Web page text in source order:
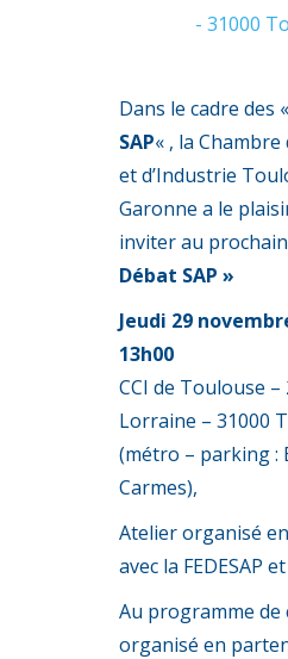
- 31000
Dans le cadre des «
SAP« , la
et d’Industrie
Garonne a le
inviter au
Débat SAP »
Jeudi 29
13h00
CCI de Toulouse –
Lorraine – 31000
(métro – parking :
Carmes),
Atelier organisé
avec la FEDESAP et
Au programme de
organisé en